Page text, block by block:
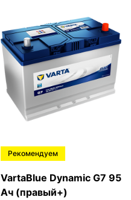
Рекомендуем
VartaBlue Dynamic G7 95
Ач (правый+)